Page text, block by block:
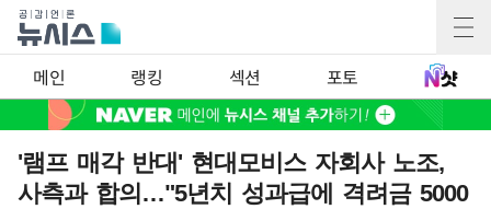
메인 랭킹 섹션 포토
'램프 매각 반대' 현대모비스 자회사 노조,
사측과 합의…"5년치 성과급에 격려금 5000